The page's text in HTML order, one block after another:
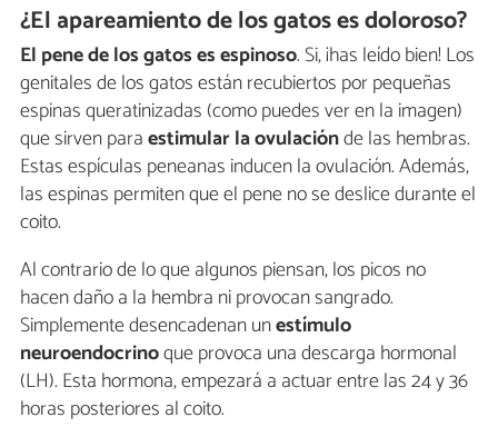
¿El apareamiento de los gatos es doloroso?
El pene de los gatos es espinoso. Si, ¡has leído bien! Los
genitales de los gatos están recubiertos por pequeñas
espinas queratinizadas (como puedes ver en la imagen)
que sirven paraestimular la ovulaciónde las hembras.
Estas espículas peneanas inducen la ovulación. Además,
las espinas permiten que el pene no se deslice durante el
coito.
Al contrario de lo que algunos piensan, los picos no
hacen daño a la hembra ni provocan sangrado.
Simplemente desencadenan unestímulo
neuroendocrinoque provoca una descarga hormonal
(LH). Esta hormona, empezará a actuar entre las 24 y 36
horas posteriores al coito.